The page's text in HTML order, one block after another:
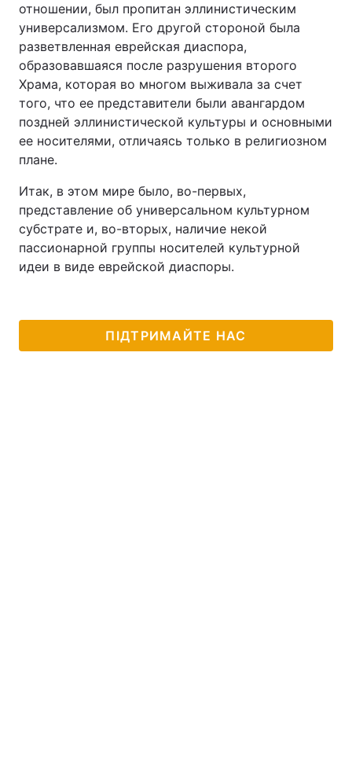
отношении, был пропитан эллинистическим
универсализмом. Его другой стороной была
разветвленная еврейская диаспора,
образовавшаяся после разрушения второго
Храма, которая во многом выживала за счет
того, что ее представители были авангардом
поздней эллинистической культуры и основными
ее носителями, отличаясь только в религиозном
плане.
Итак, в этом мире было, во-первых,
представление об универсальном культурном
субстрате и, во-вторых, наличие некой
пассионарной группы носителей культурной
идеи в виде еврейской диаспоры.
ПІДТРИМАЙТЕ НАС